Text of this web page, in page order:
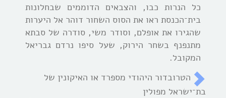
כל הנרות כבו, והצבאים הדוממים שבחלונות
בית־הכנסת ראו את הסוס השחור דוהר אל היערות
שהגירו את אופלם, וסודר משי, סודרה של סבתא
מתנפנף בשחר הירוק, שעל סיפו נרדם גבריאל
המקובל.
הטרובדור היהודי מספרד או האיקונין של
בת־ישראל מפולין